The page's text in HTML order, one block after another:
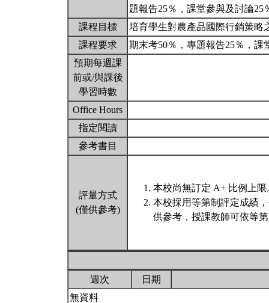
題報告25％，課堂參與及討論25
課程目標
培育學生對農產品國際行銷策
課程要求
期末考50％，專題報告25％，課
預期每週課
前或/與課後
學習時數
Office Hours
指定閱讀
參考書目
評量方式
(僅供參考)
本校尚無訂定 A+ 比例上限
本校採用等第制評定成績
供參考，授課教師可依等
週次
日期
無資料